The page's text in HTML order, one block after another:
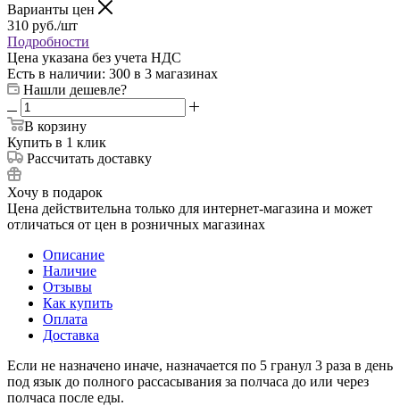
Варианты цен
310 руб./шт
Подробности
Цена указана без учета НДС
Есть в наличии: 300 в 3 магазинах
Нашли дешевле?
В корзину
Купить в 1 клик
Рассчитать доставку
Хочу в подарок
Цена действительна только для интернет-магазина и может
отличаться от цен в розничных магазинах
Описание
Наличие
Отзывы
Как купить
Оплата
Доставка
Если не назначено иначе, назначается по 5 гранул 3 раза в день
под язык до полного рассасывания за полчаса до или через
полчаса после еды.